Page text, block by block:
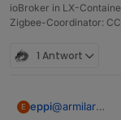
ioBroker in LX-
Zigbee-Coordinator:
1 Antwort
E eppi@armilar